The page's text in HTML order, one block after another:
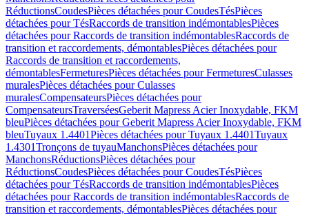
RéductionsCoudesPièces détachées pour CoudesTésPièces
détachées pour TésRaccords de transition indémontablesPièces
détachées pour Raccords de transition indémontablesRaccords de
transition et raccordements, démontablesPièces détachées pour
Raccords de transition et raccordements,
démontablesFermeturesPièces détachées pour FermeturesCulasses
muralesPièces détachées pour Culasses
muralesCompensateursPièces détachées pour
CompensateursTraverséesGeberit Mapress Acier Inoxydable, FKM
bleuPièces détachées pour Geberit Mapress Acier Inoxydable, FKM
bleuTuyaux 1.4401Pièces détachées pour Tuyaux 1.4401Tuyaux
1.4301Tronçons de tuyauManchonsPièces détachées pour
ManchonsRéductionsPièces détachées pour
RéductionsCoudesPièces détachées pour CoudesTésPièces
détachées pour TésRaccords de transition indémontablesPièces
détachées pour Raccords de transition indémontablesRaccords de
transition et raccordements, démontablesPièces détachées pour